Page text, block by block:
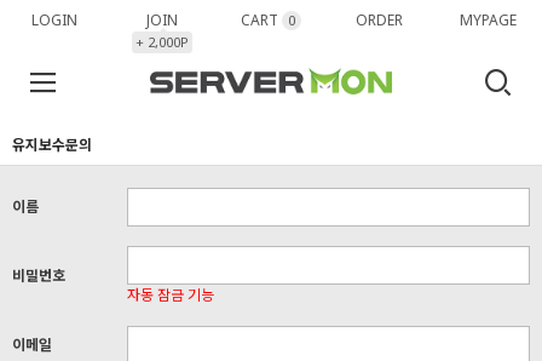
LOGIN JOIN
+ 2,000P
CART 0 ORDER MYPAGE
유지보수문의
이름
비밀번호
자동 잠금 기능
이메일